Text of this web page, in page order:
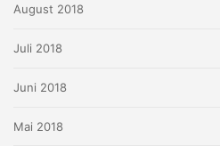
August 2018
Juli 2018
Juni 2018
Mai 2018